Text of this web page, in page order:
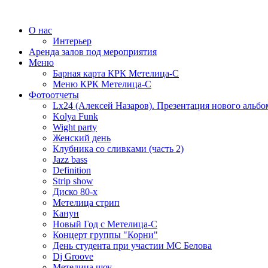
О нас
Интерьер
Аренда залов под мероприятия
Меню
Барная карта КРК Метелица-С
Меню КРК Метелица-С
Фотоотчеты
Lx24 (Алексей Назаров). Презентация нового
Kolya Funk
Wight party
Женский день
Клубника со сливками (часть 2)
Jazz bass
Definition
Strip show
Диско 80-х
Метелица стрип
Канун
Новый Год с Метелица-С
Концерт группы "Корни"
День студента при участии МС Белова
Dj Groove